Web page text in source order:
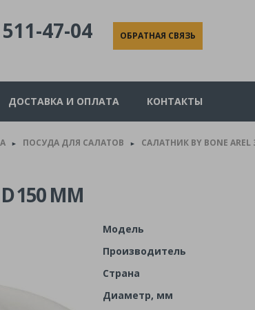
47-04 ОБРАТНАЯ СВЯЗЬ
ДОСТАВКА И ОПЛАТА КОНТАКТЫ
► ПОСУДА ДЛЯ САЛАТОВ ► САЛАТНИК BY BONE
150 ММ
Модель
Производитель
Страна
Диаметр, мм